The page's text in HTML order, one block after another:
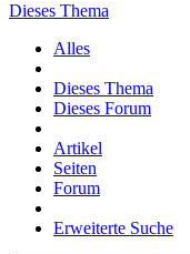
Dieses Thema
Alles
Dieses Thema
Dieses Forum
Artikel
Seiten
Forum
Erweiterte Suche